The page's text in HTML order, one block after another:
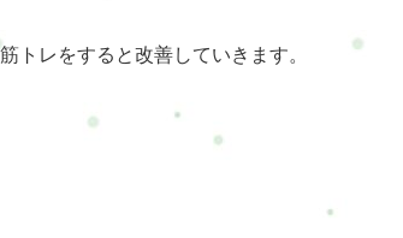
トレをすると改善していきます。